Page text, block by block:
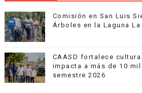
Comisión en San Luis
Árboles en la Laguna
CAASD fortalece
impacta a más de 10
semestre 2026